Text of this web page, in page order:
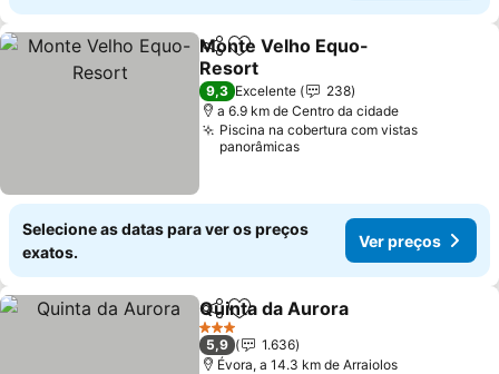
PartilharAdicionar aos favoritos
Monte Velho Equo-
Resort
9,3 Excelente
238
a 6.9 km de Centro da cidade
Piscina na cobertura com vistas
panorâmicas
Selecione as datas para ver os preços
exatos.
Ver preços
PartilharAdicionar aos favoritos
Quinta da Aurora
3 Estrelas
5,9
1.636
Évora, a 14.3 km de Arraiolos